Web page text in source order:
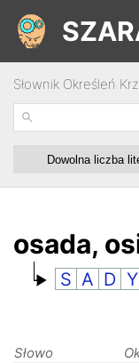
Słownik Określeń
osada,
S A D Y
Słowo